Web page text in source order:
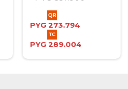
PYG 273.794
PYG 289.004